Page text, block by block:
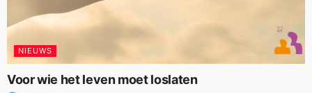
NIEUWS
Voor wie het leven moet loslaten